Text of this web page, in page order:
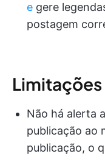
e gere
postagem
Não há alerta
publicação ao
publicação, o